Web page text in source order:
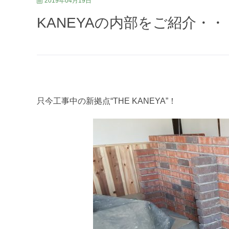
KANEYAの内部をご紹介・・
只今工事中の新拠点“THE KANEYA”！